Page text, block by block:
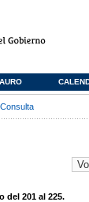
del 201 al 225.